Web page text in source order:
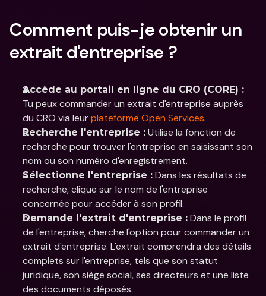
Comment puis-je obtenir un
extrait d'entreprise ?
Accède au portail en ligne du CRO (CORE) :
Tu peux commander un extrait d'entreprise auprès
du CRO via leur plateforme Open Services.
Recherche l'entreprise : Utilise la fonction de
recherche pour trouver l'entreprise en saisissant son
nom ou son numéro d'enregistrement.​
Sélectionne l'entreprise : Dans les résultats de
recherche, clique sur le nom de l'entreprise
concernée pour accéder à son profil.​
Demande l'extrait d'entreprise : Dans le profil
de l'entreprise, cherche l'option pour commander un
extrait d'entreprise.​ L'extrait comprendra des détails
complets sur l'entreprise, tels que son statut
juridique, son siège social, ses directeurs et une liste
des documents déposés.​